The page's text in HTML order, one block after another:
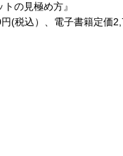
の見極め方』
(税込）、電子書籍定価